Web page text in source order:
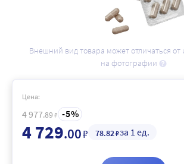
Внешний вид товара может отличаться от
на фотографии
Цена:
4 977.89₽ 5
4 729.00₽ 78.82₽за 1 ед.